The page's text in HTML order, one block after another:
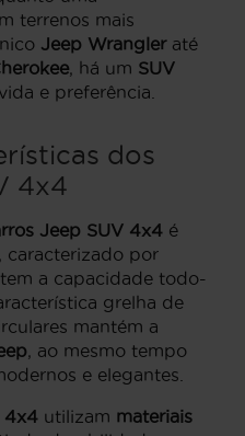
terrenos mais
Jeep Wrangleraté
, há um SUV
e preferência.
dos
4x4
Jeep SUV 4x4 é
caracterizado por
a capacidade todo-
grelha de
mantém a
, ao mesmo tempo
e elegantes.
4x4 utilizam materiais